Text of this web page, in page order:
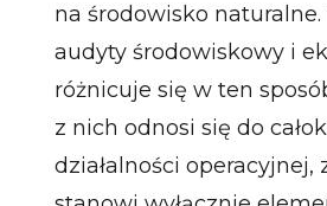
na środowisko
audyty środowiskowy i
różnicuje się w ten
z nich odnosi się do
działalności operacyjnej,